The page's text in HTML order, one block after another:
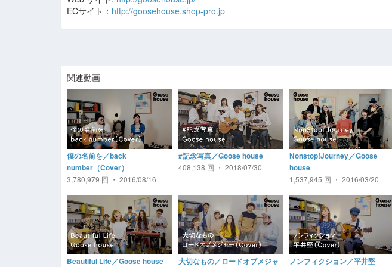
ECサイト： http://goosehouse.shop-pro.jp
関連動画
僕の名前を／back
number（Cover）
3,780,979 回 ・ 2016/08/16
#記念写真／Goose house
408,138 回 ・ 2018/07/30
Nonstop!Journey／Goose
house
1,537,945 回 ・ 2016/03/20
Beautiful Life／Goose house 大切なもの／ロードオブメジャ ノンフィクション／平井堅